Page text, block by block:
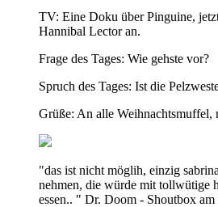
TV: Eine Doku über Pinguine,
Hannibal Lector an.
Frage des Tages: Wie gehste vor?
Spruch des Tages: Ist die
Grüße: An alle Weihnachtsmuffel,
"das ist nicht möglih, einzig
nehmen, die würde mit tollwütige
essen.. " Dr. Doom - Shoutbox